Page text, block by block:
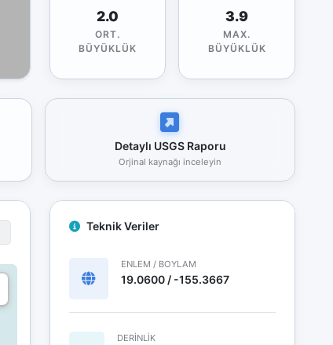
2.0
ORT.
BÜYÜKLÜK
3.9
MAX.
BÜYÜKLÜK
Detaylı USGS Raporu
Orjinal kaynağı inceleyin
Teknik Veriler
ENLEM / BOYLAM
19.0600 / -155.3667
DERINLIK